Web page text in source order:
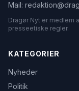
Mail:
Dragør Nyt er medlem
presseetiske regler.
KATEGORIER
Nyheder
Politik